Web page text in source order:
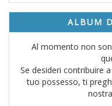
ALBUM
Al momento non
Se desideri contribuire
tuo possesso, ti
nostra